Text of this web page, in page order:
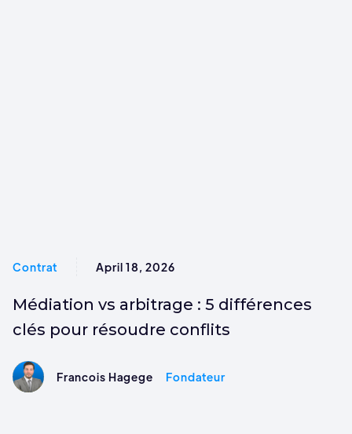
Contrat April 18, 2026
Médiation vs arbitrage : 5 différences
clés pour résoudre conflits
Francois Hagege Fondateur